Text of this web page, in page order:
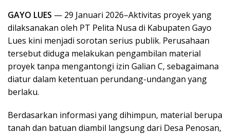
GAYO LUES — 29 Januari 2026–Aktivitas proyek yang
dilaksanakan oleh PT Pelita Nusa di Kabupaten Gayo
Lues kini menjadi sorotan serius publik. Perusahaan
tersebut diduga melakukan pengambilan material
proyek tanpa mengantongi izin Galian C, sebagaimana
diatur dalam ketentuan perundang-undangan yang
berlaku.
Berdasarkan informasi yang dihimpun, material berupa
tanah dan batuan diambil langsung dari Desa Penosan,